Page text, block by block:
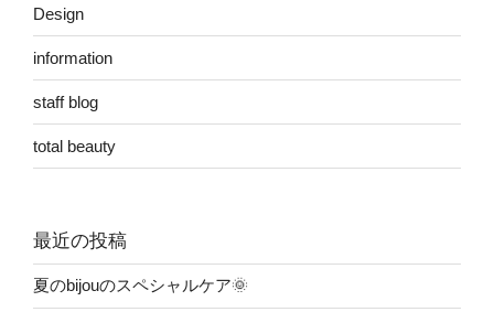
Design
information
staff blog
total beauty
最近の投稿
夏のbijouのスペシャルケア🌞